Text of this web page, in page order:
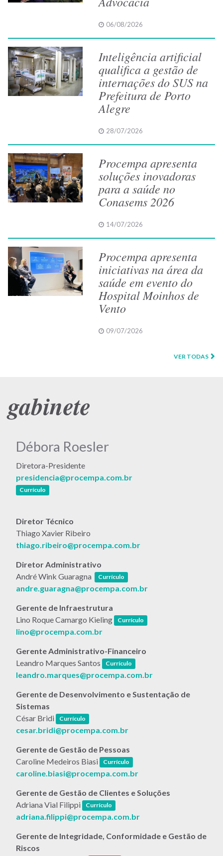
06/08/2026
Inteligência artificial
qualifica a gestão de
internações do SUS na
Prefeitura de Porto
Alegre
28/07/2026
Procempa apresenta
soluções inovadoras
para a saúde no
Conasems 2026
14/07/2026
Procempa apresenta
iniciativas na área da
saúde em evento do
Hospital Moinhos de
Vento
09/07/2026
VER TODAS
gabinete
Débora Roesler
Diretora-Presidente
presidencia@procempa.com.br
Currículo
(link abre em nova janela)
Diretor Técnico
Thiago Xavier Ribeiro
thiago.ribeiro@procempa.com.br
Diretor Administrativo
André Wink Guaragna
Currículo
(link abre em nova janela)
andre.guaragna@procempa.com.br
Gerente de Infraestrutura
Lino Roque Camargo Kieling
Currículo
(link abre em nova janela)
lino@procempa.com.br
Gerente Administrativo-Financeiro
Leandro Marques Santos
Currículo
(link abre em nova janela)
leandro.marques@procempa.com.br
Gerente de Desenvolvimento e Sustentação de
Sistemas
César Bridi
Currículo
(link abre em nova janela)
cesar.bridi@procempa.com.br
Gerente de Gestão de Pessoas
Caroline Medeiros Biasi
Currículo
(link abre em nova janela)
caroline.biasi@procempa.com.br
Gerente de Gestão de Clientes e Soluções
Adriana Vial Filippi
Currículo
(link abre em nova janela)
adriana.filippi@procempa.com.br
Gerente de Integridade, Conformidade e Gestão de
Riscos